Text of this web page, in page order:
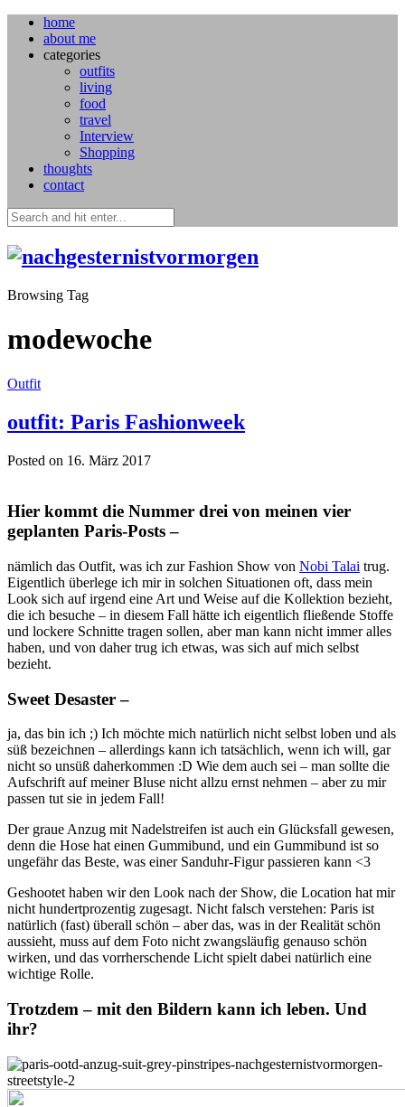
home
about me
categories
outfits
living
food
travel
Interview
Shopping
thoughts
contact
Browsing Tag
modewoche
Outfit
outfit: Paris Fashionweek
Posted on 16. März 2017
Hier kommt die Nummer drei von meinen vier
geplanten Paris-Posts –
nämlich das Outfit, was ich zur Fashion Show von Nobi Talai trug.
Eigentlich überlege ich mir in solchen Situationen oft, dass mein
Look sich auf irgend eine Art und Weise auf die Kollektion bezieht,
die ich besuche – in diesem Fall hätte ich eigentlich fließende Stoffe
und lockere Schnitte tragen sollen, aber man kann nicht immer alles
haben, und von daher trug ich etwas, was sich auf mich selbst
bezieht.
Sweet Desaster –
ja, das bin ich ;) Ich möchte mich natürlich nicht selbst loben und als
süß bezeichnen – allerdings kann ich tatsächlich, wenn ich will, gar
nicht so unsüß daherkommen :D Wie dem auch sei – man sollte die
Aufschrift auf meiner Bluse nicht allzu ernst nehmen – aber zu mir
passen tut sie in jedem Fall!
Der graue Anzug mit Nadelstreifen ist auch ein Glücksfall gewesen,
denn die Hose hat einen Gummibund, und ein Gummibund ist so
ungefähr das Beste, was einer Sanduhr-Figur passieren kann <3
Geshootet haben wir den Look nach der Show, die Location hat mir
nicht hundertprozentig zugesagt. Nicht falsch verstehen: Paris ist
natürlich (fast) überall schön – aber das, was in der Realität schön
aussieht, muss auf dem Foto nicht zwangsläufig genauso schön
wirken, und das vorrherschende Licht spielt dabei natürlich eine
wichtige Rolle.
Trotzdem – mit den Bildern kann ich leben. Und
ihr?